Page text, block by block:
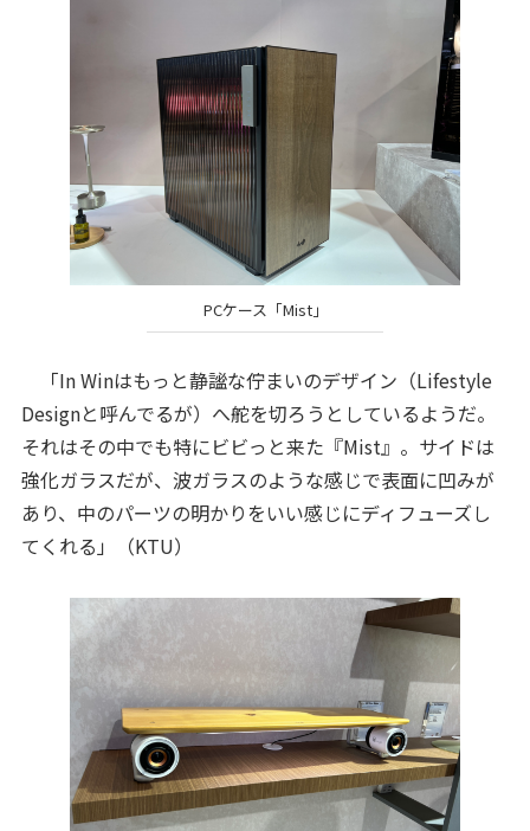
PCケース「Mist」
「In Winはもっと静謐な佇まいのデザイン（Lifestyle
Designと呼んでるが）へ舵を切ろうとしているようだ。
それはその中でも特にビビっと来た『Mist』。サイドは
強化ガラスだが、波ガラスのような感じで表面に凹みが
あり、中のパーツの明かりをいい感じにディフューズし
てくれる」（KTU）